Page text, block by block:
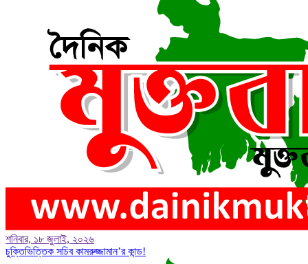
শনিবার, ১৮ জুলাই, ২০২৬
চুক্তিভিত্তিক সচিব কামরুজ্জামান’র কান্ড!